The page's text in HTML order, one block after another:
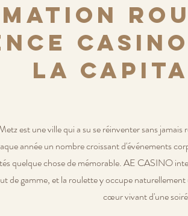
la
est une ville qui a su se réinventer sans
année un nombre croissant d'événements
quelque chose de mémorable. AE CASINO
de gamme, et la roulette y occupe
cœur vivant d'une